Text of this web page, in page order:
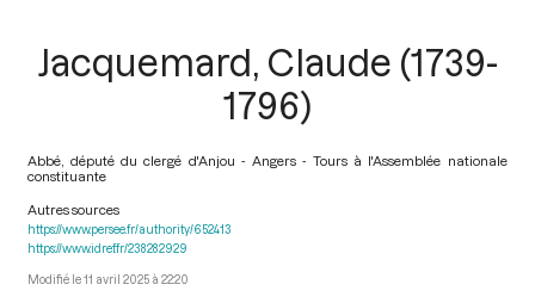
Jacquemard, Claude (1739-
1796)
Abbé, député du clergé d'Anjou - Angers - Tours à l'Assemblée nationale
constituante
Autres sources
https://www.persee.fr/authority/652413
https://www.idref.fr/238282929
11 avril 2025 à 22:20